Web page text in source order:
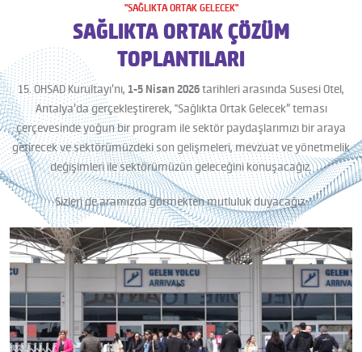
"SAĞLIKTA ORTAK GELECEK"
SAĞLIKTA ORTAK ÇÖZÜM
TOPLANTILARI
15. OHSAD Kurultayı’nı, 1-5 Nisan 2026tarihleri arasında Susesi Otel,
Antalya’da gerçekleştirerek, "Sağlıkta Ortak Gelecek” teması
çerçevesinde yoğun bir program ile sektör paydaşlarımızı bir araya
getirecek ve sektörümüzdeki son gelişmeleri, mevzuat ve yönetmelik
değişimleri ile sektörümüzün geleceğini konuşacağız.
Sizleri de aramızda görmekten mutluluk duyacağız.